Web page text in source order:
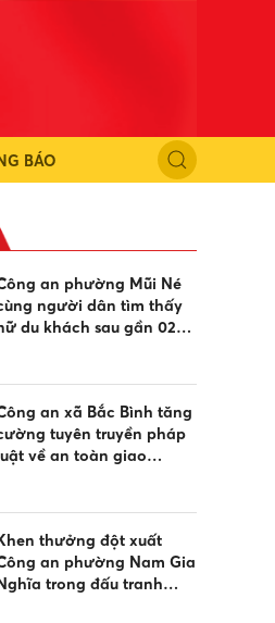
BÁO
an phường Mũi Né
người dân tìm thấy
du khách sau gần 02
an xã Bắc Bình tăng
tuyên truyền pháp
về an toàn giao
thưởng đột xuất
an phường Nam Gia
trong đấu tranh